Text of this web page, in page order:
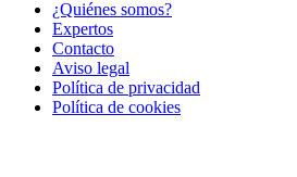
¿Quiénes somos?
Expertos
Contacto
Aviso legal
Política de privacidad
Política de cookies